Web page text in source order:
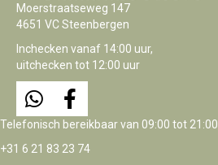
Moerstraatseweg 147
4651 VC Steenbergen
Inchecken vanaf 14:00 uur,
uitchecken tot 12:00 uur
Telefonisch bereikbaar van 09:00 tot 21:00
+31 6 21 83 23 74